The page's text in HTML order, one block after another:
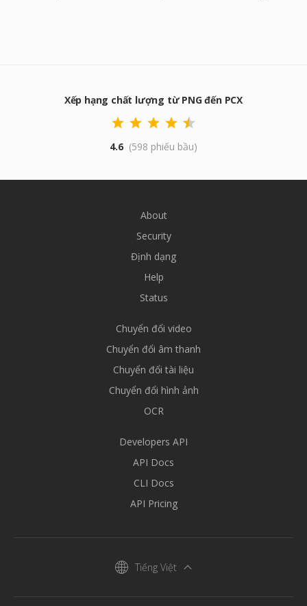
Xếp hạng chất lượng từ PNG đến PCX
4.6 (598 phiếu bầu)
About
Security
Định dạng
Help
Status
Chuyển đổi video
Chuyển đổi âm thanh
Chuyển đổi tài liệu
Chuyển đổi hình ảnh
OCR
Developers API
API Docs
CLI Docs
API Pricing
Tiếng Việt